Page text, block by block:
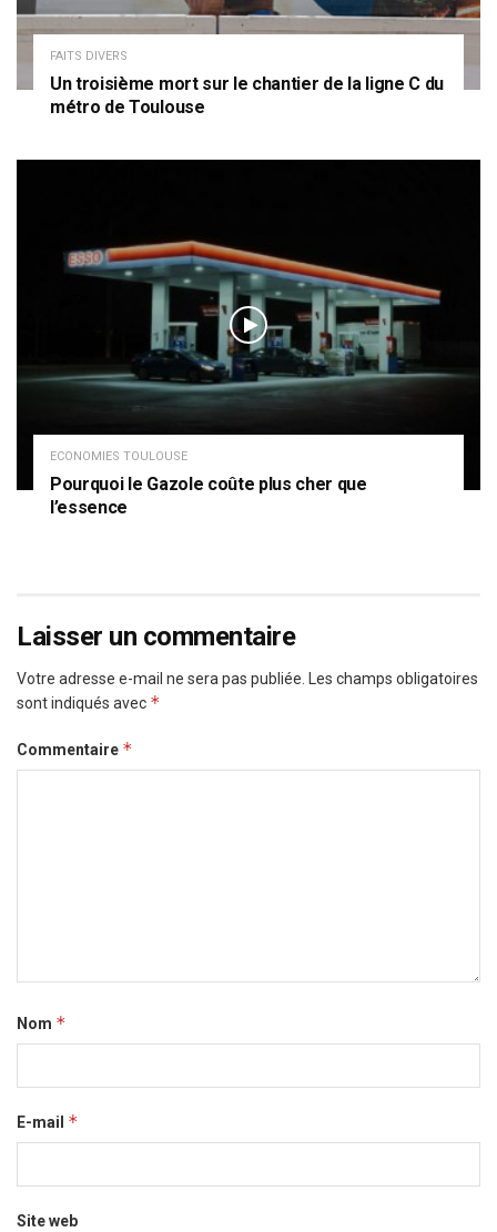
FAITS DIVERS
Un troisième mort sur le chantier de la ligne C du
métro de Toulouse
ECONOMIES TOULOUSE
Pourquoi le Gazole coûte plus cher que
l’essence
Laisser un commentaire
Votre adresse e-mail ne sera pas publiée. Les champs obligatoires
sont indiqués avec *
Commentaire *
Nom *
E-mail *
Site web